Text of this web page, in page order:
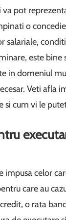
pot
o
salariale,
este bine
in domeniul
Veti afla
si cum vi le
impusa celor
care au
o rata